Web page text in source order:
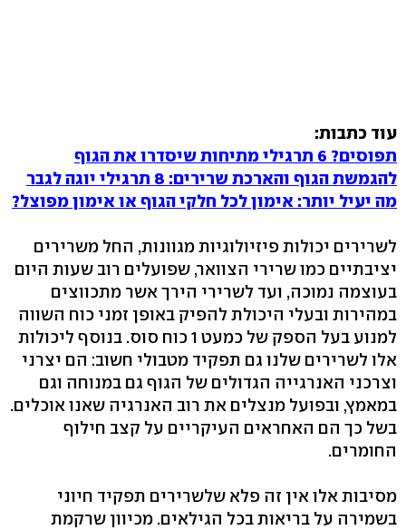
עוד כתבות:
תפוסים? 6 תרגילי מתיחות שיסדרו את הגוף
להגמשת הגוף והארכת שרירים: 8 תרגילי יוגה לגבר
מה יעיל יותר: אימון לכל חלקי הגוף או אימון מפוצל?
לשרירים יכולות פיזיולוגיות מגוונות, החל משרירים
יציבתיים כמו שרירי הצוואר, שפועלים רוב שעות היום
בעוצמה נמוכה, ועד לשרירי הירך אשר מתכווצים
במהירות ובעלי היכולת להפיק באופן זמני כוח השווה
למנוע בעל הספק של כמעט 1 כוח סוס. בנוסף ליכולות
אלו לשרירים שלנו גם תפקיד מטבולי חשוב: הם יצרני
וצרכני האנרגייה הגדולים של הגוף גם במנוחה וגם
במאמץ, ובפועל מנצלים את רוב האנרגיה שאנו אוכלים.
בשל כך הם האחראים העיקריים על קצב חילוף
החומרים.
מסיבות אלו אין זה פלא שלשרירים תפקיד חיוני
בשמירה על בריאות בכל הגילאים. מכיוון שרקמת